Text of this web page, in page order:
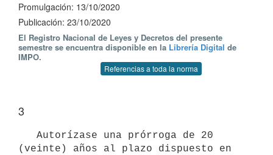
Promulgación: 13/10/2020
Publicación: 23/10/2020
El Registro Nacional de Leyes y Decretos del presente
semestre se encuentra disponible en la Librería Digital de
IMPO.
Referencias a toda la norma
3
(veinte) años al plazo dispuesto en